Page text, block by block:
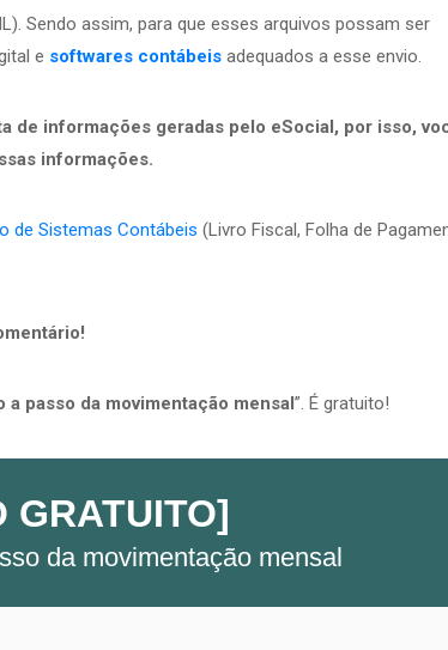
Sendo assim, para que esses arquivos possam ser
e softwares contábeis adequados a esse envio.
de informações geradas pelo eSocial, por isso,
informações.
de Sistemas Contábeis (Livro Fiscal, Folha de
a passo da movimentação mensal”. É gratuito!
GRATUITO]
da movimentação mensal